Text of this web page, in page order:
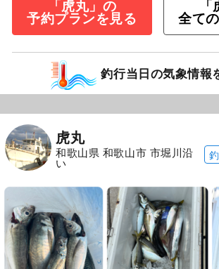
「虎丸」の
予約プランを見る
全て
釣行当日の気象情報
虎丸
和歌山県 和歌山市 市堀川沿
い